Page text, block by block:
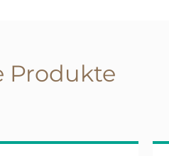
Produkte